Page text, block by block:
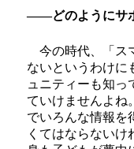
――どのようにサ
今の時代、「ス
ないというわけに
ュニティーも知っ
ていけませんよね
でいろんな情報を
くてはならないけ